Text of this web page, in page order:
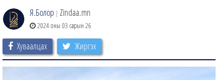
Я.Болор | Zindaa.mn
2024 оны 03 сарын 26
Хуваалцах Жиргэх